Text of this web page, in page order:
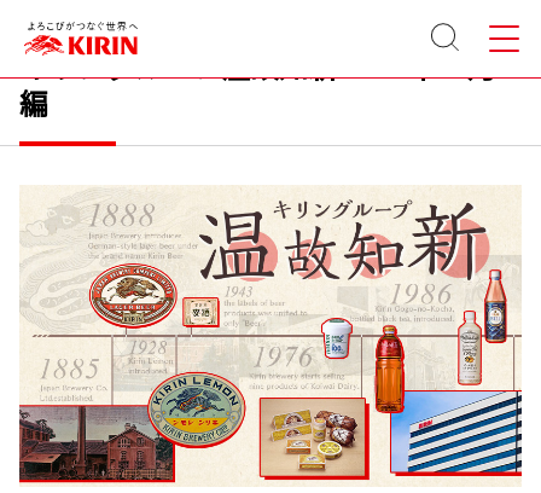
サイト
内検索
メニュ
ー
キリングループ温故知新 2023年11月
編